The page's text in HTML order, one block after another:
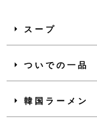
スープ
ついでの一品
韓国ラーメン